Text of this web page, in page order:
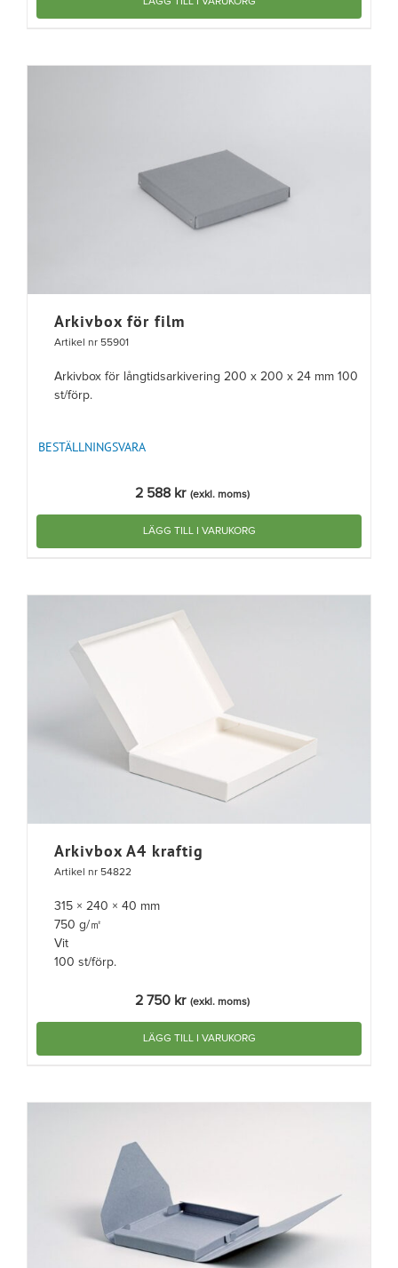
Arkivbox för film
Artikel nr 55901
Arkivbox för långtidsarkivering 200 x 200 x 24 mm 100
st/förp.
BESTÄLLNINGSVARA
2 588 kr (exkl. moms)
LÄGG TILL I VARUKORG
Arkivbox A4 kraftig
Artikel nr 54822
315 × 240 × 40 mm
750 g/㎡
Vit
100 st/förp.
2 750 kr (exkl. moms)
LÄGG TILL I VARUKORG